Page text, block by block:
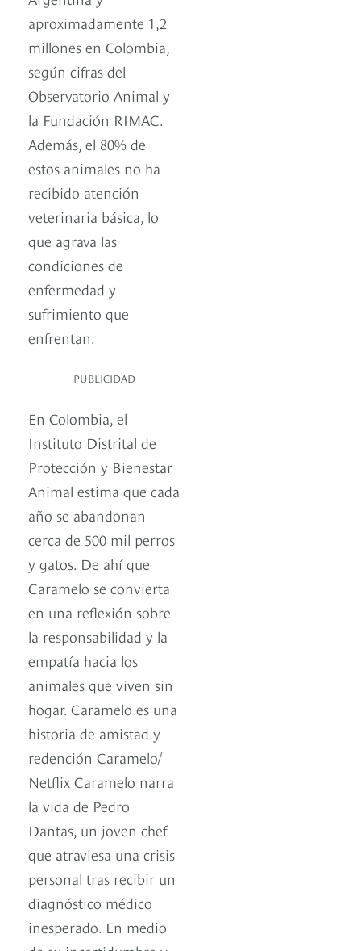
aproximadamente 1,2
millones en Colombia,
según cifras del
Observatorio Animal y
la Fundación RIMAC.
Además, el 80% de
estos animales no ha
recibido atención
veterinaria básica, lo
que agrava las
condiciones de
enfermedad y
sufrimiento que
enfrentan.
PUBLICIDAD
En Colombia, el
Instituto Distrital de
Protección y Bienestar
Animal estima que cada
año se abandonan
cerca de 500 mil perros
y gatos. De ahí que
Caramelo se convierta
en una reflexión sobre
la responsabilidad y la
empatía hacia los
animales que viven sin
hogar. Caramelo es una
historia de amistad y
redención Caramelo/
Netflix Caramelo narra
la vida de Pedro
Dantas, un joven chef
que atraviesa una crisis
personal tras recibir un
diagnóstico médico
inesperado. En medio